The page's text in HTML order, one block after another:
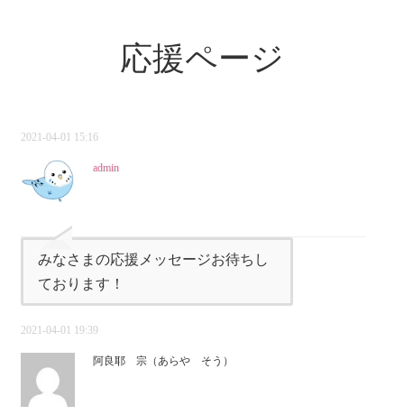
応援ページ
2021-04-01 15:16
admin
みなさまの応援メッセージお待ちし
ております！
2021-04-01 19:39
阿良耶 宗（あらや そう）